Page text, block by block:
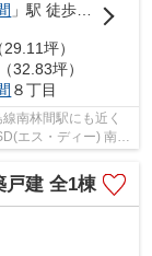
」駅 徒歩25分
坪）
32.83坪）
８丁目
南林間駅にも近く
エス・ディー) 南林
戸建 全1棟